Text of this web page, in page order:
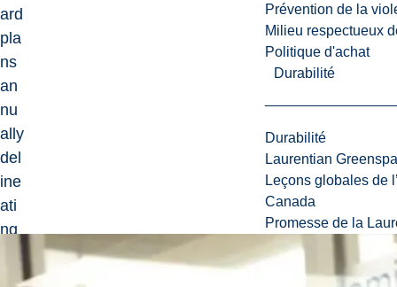
Prévention de la
Milieu respectueux
Politique d'achat
Durabilité
Durabilité
Laurentian
Leçons globales de
Canada
Promesse de la
ard
pla
ns
an
nu
ally
del
ine
ati
ng
the